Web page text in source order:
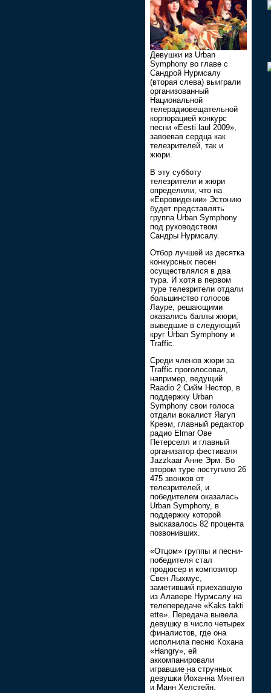
Девушки из Urban
Symphony во главе с
Сандрой Нурмсалу
(вторая слева) выиграли
организованный
Национальной
телерадиовещательной
корпорацией конкурс
песни «Eesti laul 2009»,
завоевав сердца как
телезрителей, так и
жюри.
В эту субботу
телезрители и жюри
определили, что на
«Евровидении» Эстонию
будет представлять
группа Urban Symphony
под руководством
Сандры Нурмсалу.
Отбор лучшей из десятка
конкурсных песен
осуществлялся в два
тура. И хотя в первом
туре телезрители отдали
большинство голосов
Лауре, решающими
оказались баллы жюри,
выведшие в следующий
круг Urban Symphony и
Traffic.
Среди членов жюри за
Traffic проголосовал,
например, ведущий
Raadio 2 Сийм Нестор, в
поддержку Urban
Symphony свои голоса
отдали вокалист Яагуп
Креэм, главный редактор
радио Elmar Ове
Петерселл и главный
организатор фестиваля
Jazzkaar Анне Эрм. Во
втором туре поступило 26
475 звонков от
телезрителей, и
победителем оказалась
Urban Symphony, в
поддержку которой
высказалось 82 процента
позвонивших.
«Отцом» группы и песни-
победителя стал
продюсер и композитор
Свен Лыхмус,
заметивший приехавшую
из Алавере Нурмсалу на
телепередаче «Kaks takti
ette». Передача вывела
девушку в число четырех
финалистов, где она
исполнила песню Кохана
«Hang­ry», ей
аккомпанировали
игравшие на струнных
девушки Йоханна Мянгел
и Манн Хелстейн.